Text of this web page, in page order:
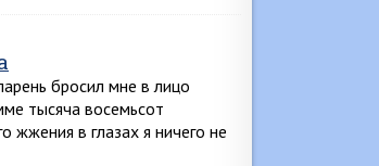
бросил мне в лицо
тысяча восемьсот
жжения в глазах я ничего не